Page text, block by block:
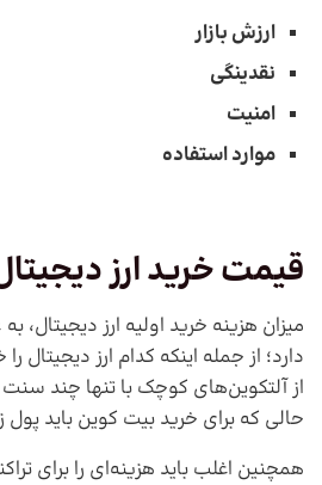
ارزش بازار
نقدینگی
امنیت
موارد استفاده
قیمت خرید ارز
میزان هزینه خرید اولیه ارز
دارد؛ از جمله اینکه کدام ارز دیجیتال
از آلتکوین‌های کوچک با تنها چند
حالی که برای خرید بیت کوین باید پول
همچنین اغلب باید هزینه‌ای را برای